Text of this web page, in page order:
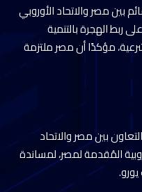
بين مصر والاتحاد الأوروبي
الهجرة بالتنمية
مؤكدًا أن مصر ملتزمة
بين مصر والاتحاد
المُقدمة لمصر، لمساندة